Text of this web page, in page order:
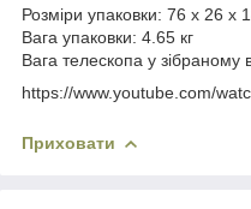
Розміри упаковки: 76 x 26 x
Вага упаковки: 4.65 кг
Вага телескопа у зібраному
https://www.youtube.com/
Приховати